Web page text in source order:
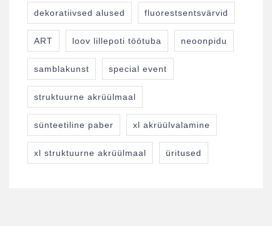
dekoratiivsed alused fluorestsentsvärvid
ART loov lillepoti töötuba neoonpidu
samblakunst special event
struktuurne akrüülmaal
sünteetiline paber xl akrüülvalamine
xl struktuurne akrüülmaal üritused